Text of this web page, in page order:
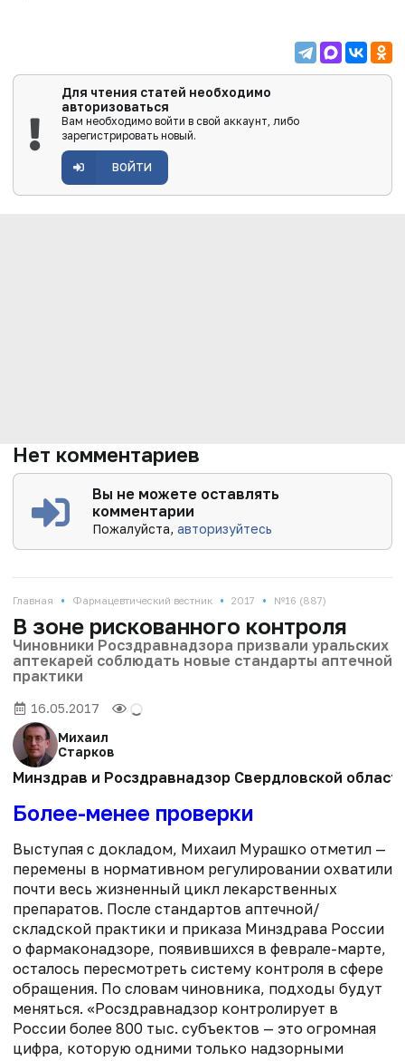
Для чтения статей необходимо
авторизоваться
Вам необходимо войти в свой аккаунт, либо
зарегистрировать новый.
ВОЙТИ
Нет комментариев
Вы не можете оставлять
комментарии
Пожалуйста,авторизуйтесь
Главная • Фармацевтический вестник • 2017 • №16 (887)
В зоне рискованного контроля
Чиновники Росздравнадзора призвали уральских
аптекарей соблюдать новые стандарты аптечной
практики
16.05.2017
Михаил
Старков
Минздрав и Росздравнадзор Свердловской
Более-менее проверки
Выступая с докладом, Михаил Мурашко отметил —
перемены в нормативном регулировании охватили
почти весь жизненный цикл лекарственных
препаратов. После стандартов аптечной/
складской практики и приказа Минздрава России
о фармаконадзоре, появившихся в феврале-марте,
осталось пересмотреть систему контроля в сфере
обращения. По словам чиновника, подходы будут
меняться. «Росздравнадзор контролирует в
России более 800 тыс. субъектов — это огромная
цифра, которую одними только надзорными